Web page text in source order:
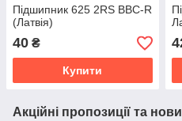
Підшипник 625 2RS BBC-R
(Латвія)
40 ₴
Купити
Акційні пропозиції та